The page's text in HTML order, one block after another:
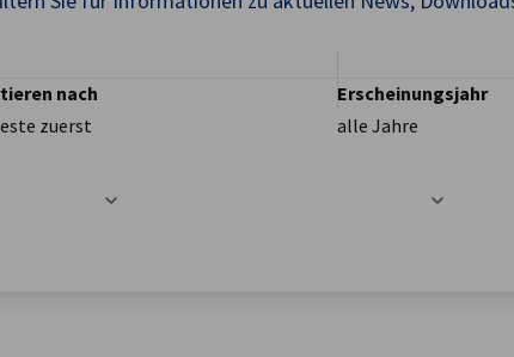
nach
zuerst
Erscheinungsjahr
alle Jahre